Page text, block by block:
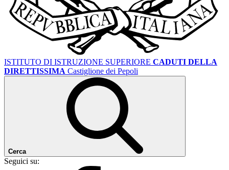
ISTITUTO DI ISTRUZIONE SUPERIORE CADUTI DELLA
DIRETTISSIMA Castiglione dei Pepoli
Cerca
Seguici su: